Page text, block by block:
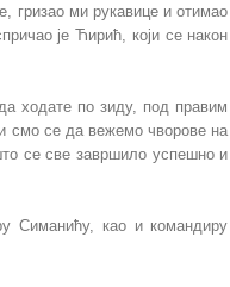
гризао ми рукавице и отимао
је Ћирић, који се након
ходате по зиду, под правим
смо се да вежемо чворове на
се све завршило успешно и
Симанићу, као и командиру